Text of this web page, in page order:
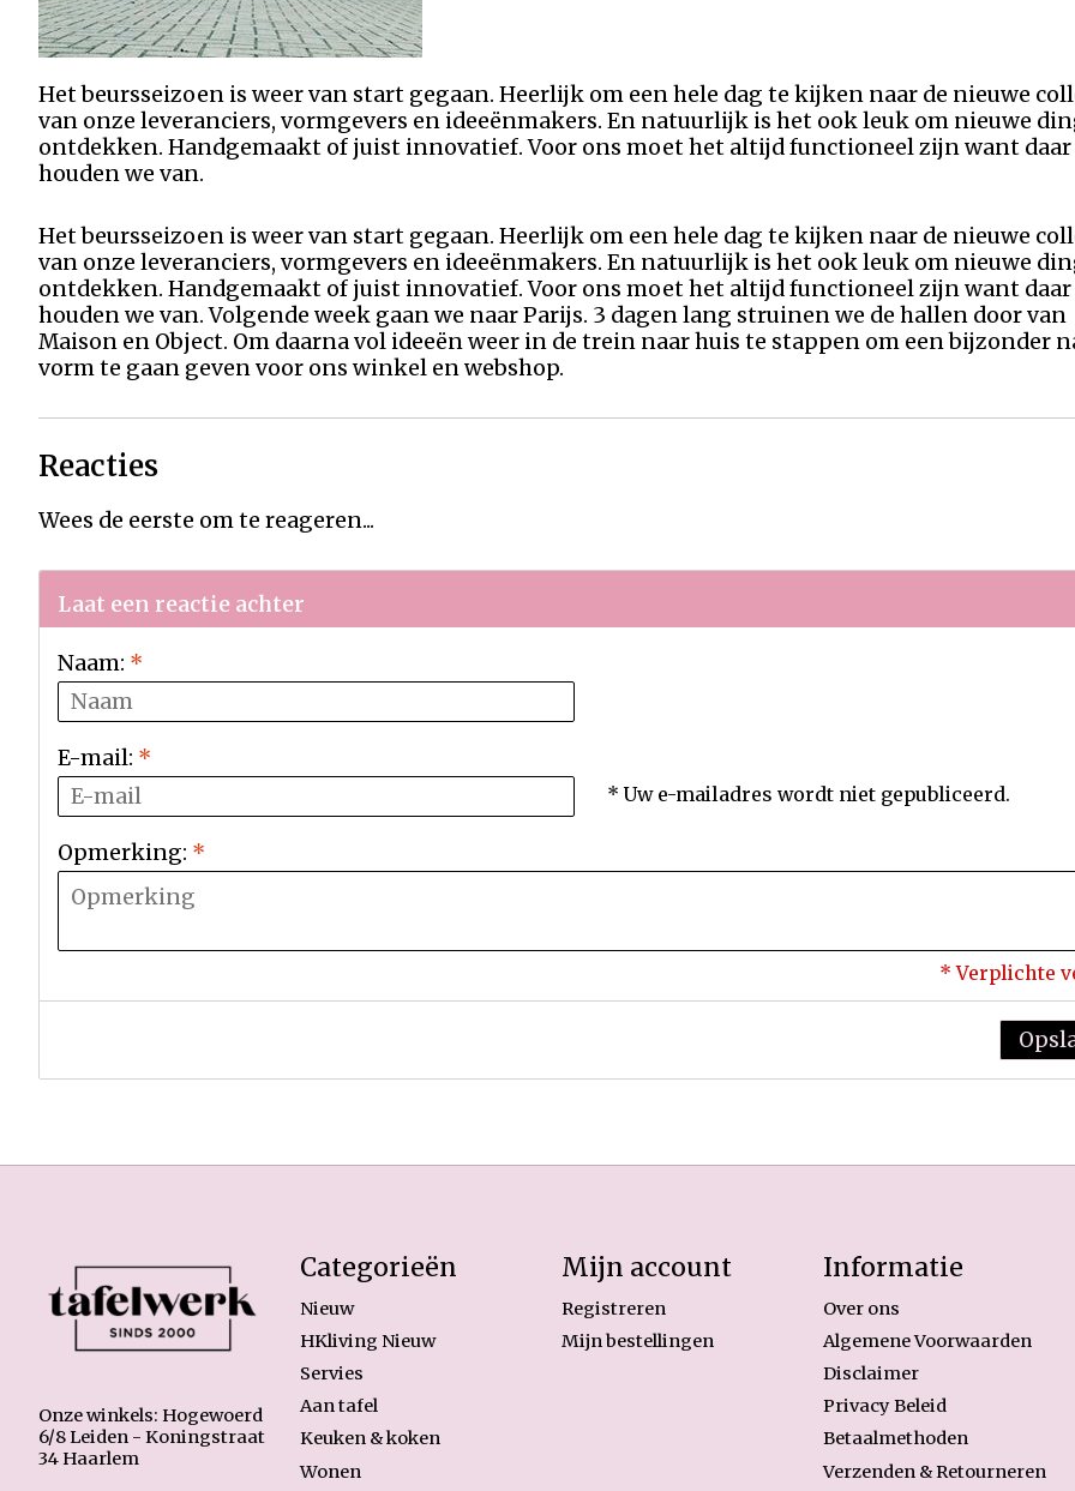
Het beursseizoen is weer van start gegaan. Heerlijk om een hele dag te kijken naar de nieuwe
van onze leveranciers, vormgevers en ideeënmakers. En natuurlijk is het ook leuk om nieuwe
ontdekken. Handgemaakt of juist innovatief. Voor ons moet het altijd functioneel zijn want daar
houden we van.
Het beursseizoen is weer van start gegaan. Heerlijk om een hele dag te kijken naar de nieuwe
van onze leveranciers, vormgevers en ideeënmakers. En natuurlijk is het ook leuk om nieuwe
ontdekken. Handgemaakt of juist innovatief. Voor ons moet het altijd functioneel zijn want daar
houden we van. Volgende week gaan we naar Parijs. 3 dagen lang struinen we de hallen door van
Maison en Object. Om daarna vol ideeën weer in de trein naar huis te stappen om een bijzonder
vorm te gaan geven voor ons winkel en webshop.
Reacties
Wees de eerste om te reageren...
Laat een reactie achter
Naam: *
E-mail: *
* Uw e-mailadres wordt niet gepubliceerd.
Opmerking: *
* Verplichte
Onze winkels: Hogewoerd
6/8 Leiden - Koningstraat
34 Haarlem
Categorieën
Nieuw
HKliving Nieuw
Servies
Aan tafel
Keuken & koken
Wonen
Mijn account
Registreren
Mijn bestellingen
Informatie
Over ons
Algemene Voorwaarden
Disclaimer
Privacy Beleid
Betaalmethoden
Verzenden & Retourneren